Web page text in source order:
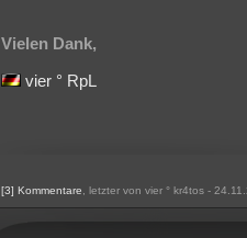
Vielen Dank,
vier ° RpL
[3] Kommentare , letzter von vier ° kr4tos -